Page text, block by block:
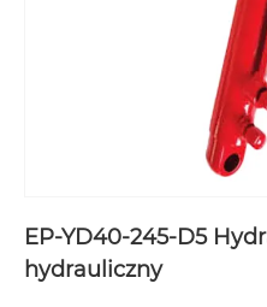
EP-YD40-245-D5
hydrauliczny